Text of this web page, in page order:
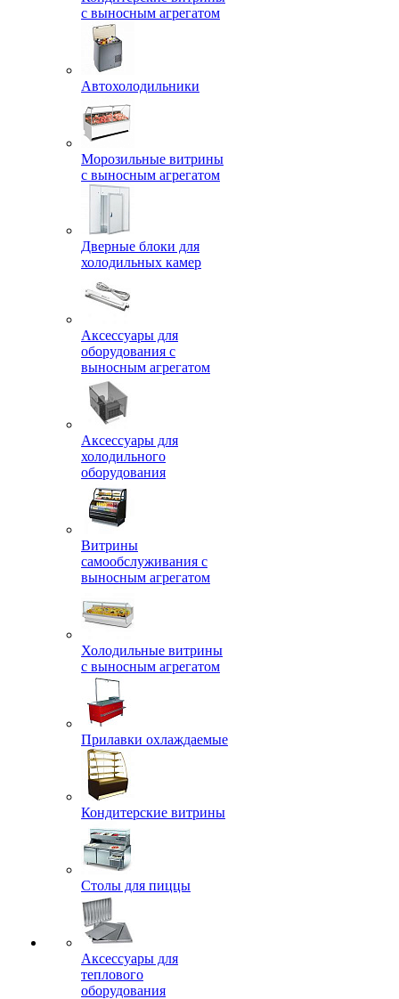
с выносным агрегатом
Автохолодильники
Морозильные витрины
с выносным агрегатом
Дверные блоки для
холодильных камер
Аксессуары для
оборудования с
выносным агрегатом
Аксессуары для
холодильного
оборудования
Витрины
самообслуживания с
выносным агрегатом
Холодильные витрины
с выносным агрегатом
Прилавки охлаждаемые
Кондитерские витрины
Столы для пиццы
Аксессуары для
теплового
оборудования